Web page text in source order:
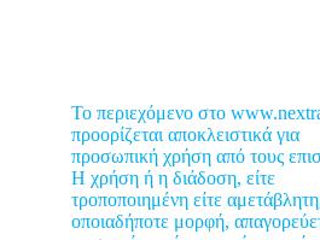
Το περιεχόμενο στο
προορίζεται αποκλειστικά για
προσωπική χρήση από τους
Η χρήση ή η διάδοση, είτε
τροποποιημένη είτε
οποιαδήποτε μορφή,